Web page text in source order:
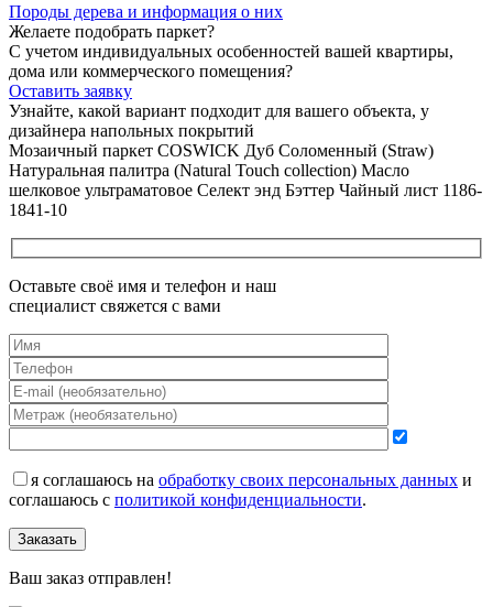
Породы дерева и информация о них
Желаете подобрать паркет?
С учетом индивидуальных особенностей вашей квартиры,
дома или коммерческого помещения?
Оставить заявку
Узнайте, какой вариант подходит для вашего объекта, у
дизайнера напольных покрытий
Мозаичный паркет COSWICK Дуб Соломенный (Straw)
Натуральная палитра (Natural Touch collection) Масло
шелковое ультраматовое Селект энд Бэттер Чайный лист 1186-
1841-10
Оставьте своё имя и телефон и наш
специалист свяжется с вами
я соглашаюсь на обработку своих персональных данных и
соглашаюсь с политикой конфиденциальности.
Заказать
Ваш заказ отправлен!